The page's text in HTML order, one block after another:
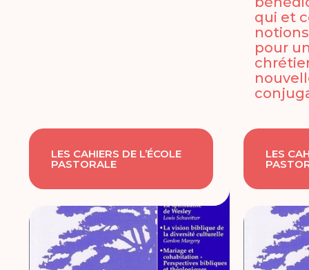
qui et
pour
LES CAHIERS DE L’ÉCOLE
PASTORALE
LES